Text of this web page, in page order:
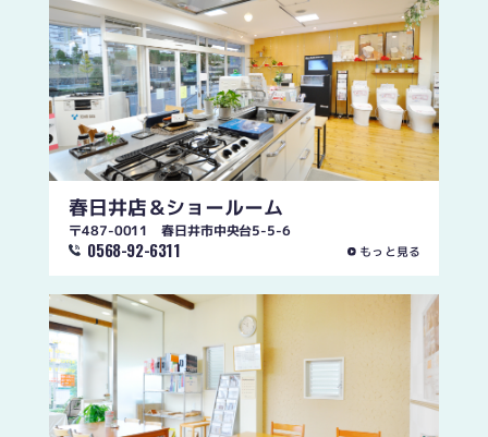
春日井店＆ショールーム
〒487-0011 春日井市中央台5-5-6
0568-92-6311 もっと見る